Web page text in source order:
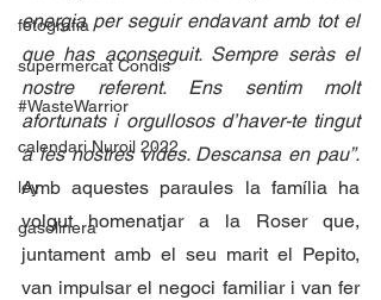
fotografia
supermercat Condis
#WasteWarrior
calendari Nuroil 2022
ley
gasolinera
energia per seguir endavant amb tot el
que has aconseguit. Sempre seràs el
nostre referent. Ens sentim molt
afortunats i orgullosos d’haver-te tingut
a les nostres vides. Descansa en pau”.
Amb aquestes paraules la família ha
volgut homenatjar a la Roser que,
juntament amb el seu marit el Pepito,
van impulsar el negoci familiar i van fer